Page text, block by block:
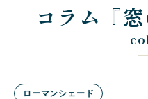
コラム『
ローマンシェード